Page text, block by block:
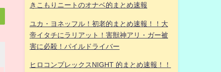
きこもりニートのオナベ的まとめ速報
ユカ・ヨネッフル！初老的まとめ速報！！大
帝イタチにラリアット！害獣神アリ・ガー被
害に必殺！パイルドライバー
ヒロコンプレックスNIGHT 的まとめ速報！！